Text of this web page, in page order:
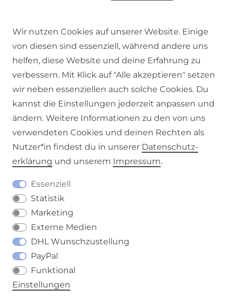
Impressum Daten­schutz­erklärung AGB
Barrierefreiheitserklärung Widerrufs­recht
VERTRAG WIDERRUFEN
Wir nutzen Cookies auf unserer Website. Einige
von diesen sind essenziell, während andere uns
helfen, diese Website und deine Erfahrung zu
verbessern. Mit Klick auf "Alle akzeptieren" setzen
wir neben essenziellen auch solche Cookies. Du
kannst die Einstellungen jederzeit anpassen und
ändern. Weitere Informationen zu den von uns
verwendeten Cookies und deinen Rechten als
Nutzer*in findest du in unserer Daten­schutz­
erklärung und unserem Impressum.
Essenziell
Statistik
Marketing
Externe Medien
DHL Wunschzustellung
PayPal
Funktional
Einstellungen